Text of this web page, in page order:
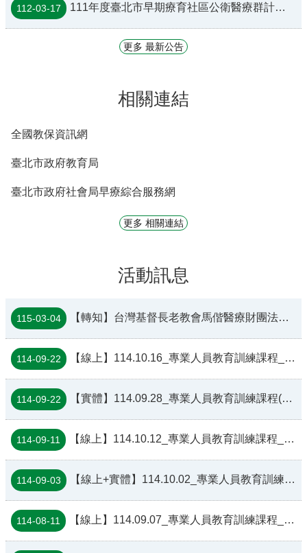
112-03-17 111年度臺北市早期療育社區公衛醫療群計畫~新加入早療診所訪查結果一覽表
更多 最新公告
相關連結
全國教保資訊網
臺北市政府教育局
臺北市政府社會局早療綜合服務網
更多 相關連結
活動訊息
115-03-04 【轉知】台灣基督長老教會馬偕醫療財團法人馬偕紀念醫院辦理「115年度早期療育親職衛教活動」活動
114-09-22 【線上】114.10.16_專業人員教育訓練課程_「以家庭為中心的早期療育」
114-09-22 【實體】114.09.28_專業人員教育訓練課程(國立台北護理健康大學校本部)_「發展性語言障礙兒童的實證詞彙學習策略：從編碼到長期保留」
114-09-11 【線上】114.10.12_專業人員教育訓練課程_「發展遲緩兒童照顧者與專業人員之賦能」
114-09-03 【線上+實體】114.10.02_專業人員教育訓練課程_「三總早療系統流程與實務運作分享與成果報告」
114-08-11 【線上】114.09.07_專業人員教育訓練課程_「早療新知探索」